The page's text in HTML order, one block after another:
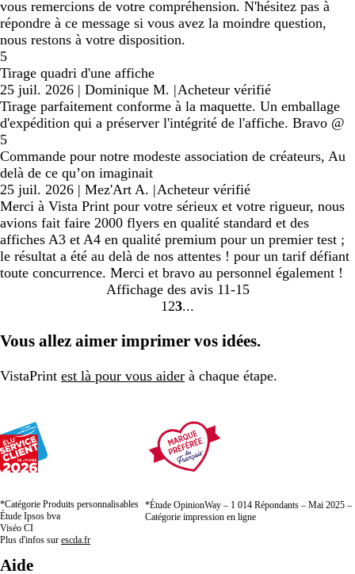
vous remercions de votre compréhension. N'hésitez pas à
répondre à ce message si vous avez la moindre question,
nous restons à votre disposition.
5
Tirage quadri d'une affiche
25 juil. 2026 | Dominique M. |Acheteur vérifié
Tirage parfaitement conforme à la maquette. Un emballage
d'expédition qui a préserver l'intégrité de l'affiche. Bravo @
5
Commande pour notre modeste association de créateurs, Au
delà de ce qu’on imaginait
25 juil. 2026 | Mez'Art A. |Acheteur vérifié
Merci à Vista Print pour votre sérieux et votre rigueur, nous
avions fait faire 2000 flyers en qualité standard et des
affiches A3 et A4 en qualité premium pour un premier test ;
le résultat a été au delà de nos attentes ! pour un tarif défiant
toute concurrence. Merci et bravo au personnel également !
Affichage des avis 11-15
Accéder
la
1 Accéder
la
2 Accéder
la
3
Vous allez aimer imprimer vos idées.
VistaPrint est là pour vous aider à chaque étape.
*Catégorie Produits personnalisables
Étude Ipsos bva
Viséo CI
Plus d'infos sur escda.fr
*Étude OpinionWay – 1 014 Répondants – Mai 2025 –
Catégorie impression en ligne
Aide